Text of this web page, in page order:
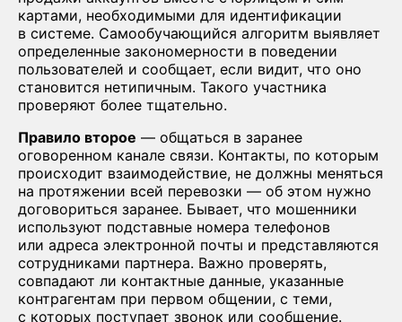
картами, необходимыми для идентификации
в системе. Самообучающийся алгоритм выявляет
определенные закономерности в поведении
пользователей и сообщает, если видит, что оно
становится нетипичным. Такого участника
проверяют более тщательно.
Правило второе — общаться в заранее
оговоренном канале связи. Контакты, по которым
происходит взаимодействие, не должны меняться
на протяжении всей перевозки — об этом нужно
договориться заранее. Бывает, что мошенники
используют подставные номера телефонов
или адреса электронной почты и представляются
сотрудниками партнера. Важно проверять,
совпадают ли контактные данные, указанные
контрагентам при первом общении, с теми,
с которых поступает звонок или сообщение.